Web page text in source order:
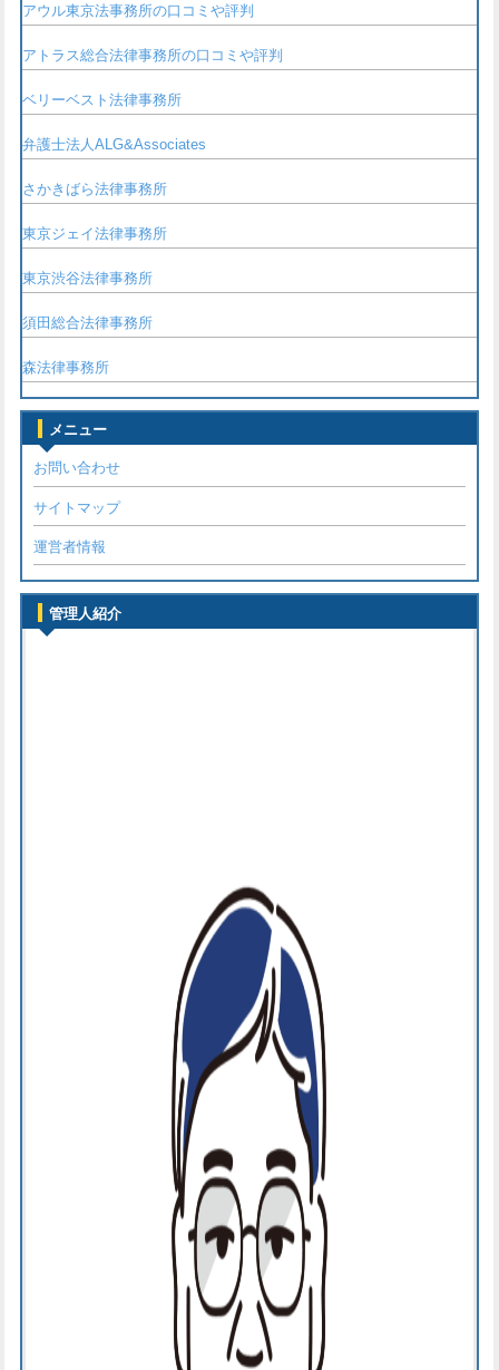
アウル東京法事務所の口コミや評判
アトラス総合法律事務所の口コミや評判
ベリーベスト法律事務所
弁護士法人ALG&Associates
さかきばら法律事務所
東京ジェイ法律事務所
東京渋谷法律事務所
須田総合法律事務所
森法律事務所
メニュー
お問い合わせ
サイトマップ
運営者情報
管理人紹介